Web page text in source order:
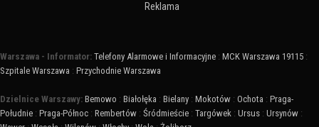
Reklama
Warszawa - Informator: Telefony Alarmowe i Informacyjne : MCK Warszawa 19115 :
Szpitale Warszawa : Przychodnie Warszawa
Dzielnice Warszawy: Bemowo : Białołęka : Bielany : Mokotów : Ochota : Praga-
Południe : Praga-Północ : Rembertów : Śródmieście : Targówek : Ursus : Ursynów :